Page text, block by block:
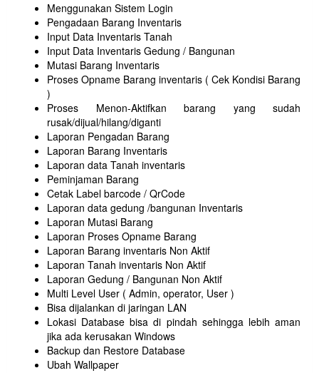
Menggunakan Sistem Login
Pengadaan Barang Inventaris
Input Data Inventaris Tanah
Input Data Inventaris Gedung / Bangunan
Mutasi Barang Inventaris
Proses Opname Barang inventaris ( Cek Kondisi Barang
)
Proses Menon-Aktifkan barang yang sudah
rusak/dijual/hilang/diganti
Laporan Pengadan Barang
Laporan Barang Inventaris
Laporan data Tanah inventaris
Peminjaman Barang
Cetak Label barcode / QrCode
Laporan data gedung /bangunan Inventaris
Laporan Mutasi Barang
Laporan Proses Opname Barang
Laporan Barang inventaris Non Aktif
Laporan Tanah inventaris Non Aktif
Laporan Gedung / Bangunan Non Aktif
Multi Level User ( Admin, operator, User )
Bisa dijalankan di jaringan LAN
Lokasi Database bisa di pindah sehingga lebih aman
jika ada kerusakan Windows
Backup dan Restore Database
Ubah Wallpaper